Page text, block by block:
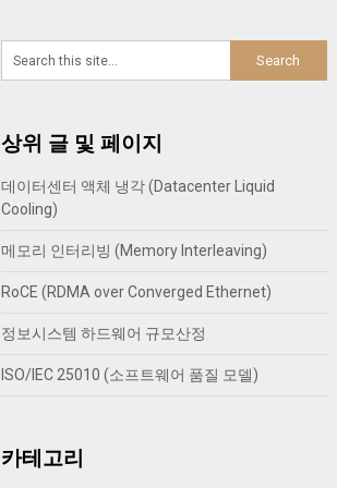
상위 글 및 페이지
데이터센터 액체 냉각 (Datacenter Liquid
Cooling)
메모리 인터리빙 (Memory Interleaving)
RoCE (RDMA over Converged Ethernet)
정보시스템 하드웨어 규모산정
ISO/IEC 25010 (소프트웨어 품질 모델)
카테고리